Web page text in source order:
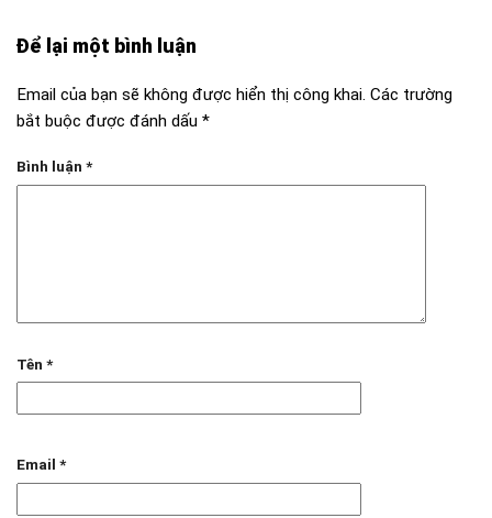
Để lại một bình luận
Email của bạn sẽ không được hiển thị công khai. Các trường
bắt buộc được đánh dấu *
Bình luận *
Tên *
Email *